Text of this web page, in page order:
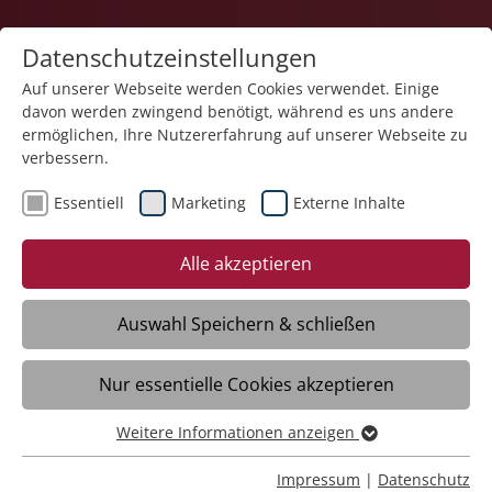
Karriere
Suchmaschine?
Initiativbewerbung
Datenschutzeinstellungen
Auf unserer Webseite werden Cookies verwendet. Einige
davon werden zwingend benötigt, während es uns andere
ermöglichen, Ihre Nutzererfahrung auf unserer Webseite zu
verbessern.
Essentiell Marketing Externe Inhalte
Alle akzeptieren
Auswahl Speichern & schließen
Nur essentielle Cookies akzeptieren
Essentiell
Essentielle Cookies werden für grundlegende Funktionen
Weitere Informationen anzeigen
Impressum | Datenschutz